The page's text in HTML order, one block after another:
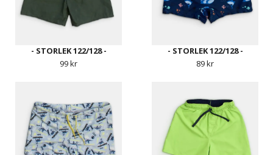
- STORLEK 122/128 -
99 kr
- STORLEK 122/128 -
89 kr